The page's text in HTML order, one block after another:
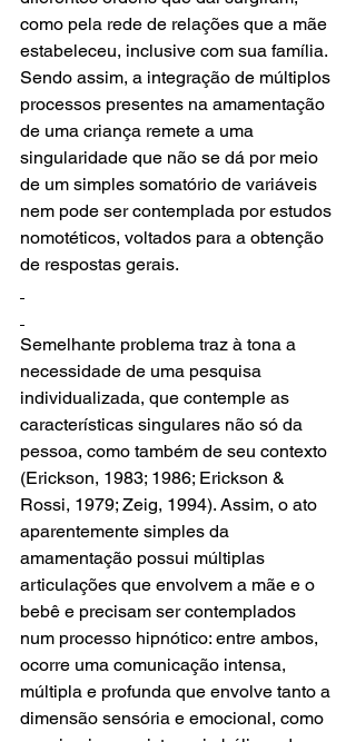
como pela rede de relações que a mãe
estabeleceu, inclusive com sua família.
Sendo assim, a integração de múltiplos
processos presentes na amamentação
de uma criança remete a uma
singularidade que não se dá por meio
de um simples somatório de variáveis
nem pode ser contemplada por estudos
nomotéticos, voltados para a obtenção
de respostas gerais.
Semelhante problema traz à tona a
necessidade de uma pesquisa
individualizada, que contemple as
características singulares não só da
pessoa, como também de seu contexto
(Erickson, 1983; 1986; Erickson &
Rossi, 1979; Zeig, 1994). Assim, o ato
aparentemente simples da
amamentação possui múltiplas
articulações que envolvem a mãe e o
bebê e precisam ser contemplados
num processo hipnótico: entre ambos,
ocorre uma comunicação intensa,
múltipla e profunda que envolve tanto a
dimensão sensória e emocional, como